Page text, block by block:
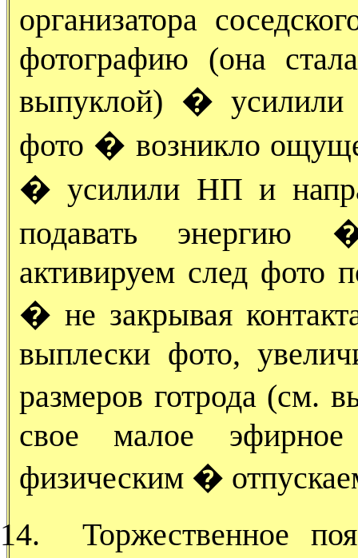
организатора
фотографию (она
выпуклой) �
фото � возникло
� усилили НП и
подавать энергию
активируем след фото
� не закрывая
выплески фото,
размеров готрода (см.
свое малое
физическим �
14.
Торжественное